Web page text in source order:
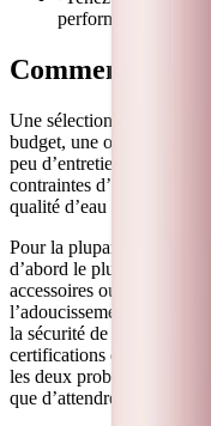
performances
Comment
Une sélection pratique
budget, une option à plus
peu d’entretien.
contraintes d’installation
qualité d’eau pour un
Pour la plupart des
d’abord le plus gros
accessoires ou affecte les
l’adoucissement ou au
la sécurité de l’eau
certifications de filtration
les deux problématiques
que d’attendre d’un seul